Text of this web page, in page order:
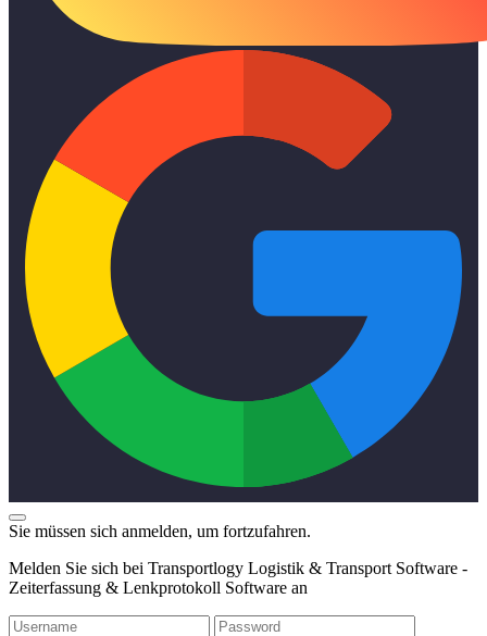
Sie müssen sich anmelden, um fortzufahren.
Melden Sie sich bei Transportlogy Logistik & Transport Software -
Zeiterfassung & Lenkprotokoll Software an